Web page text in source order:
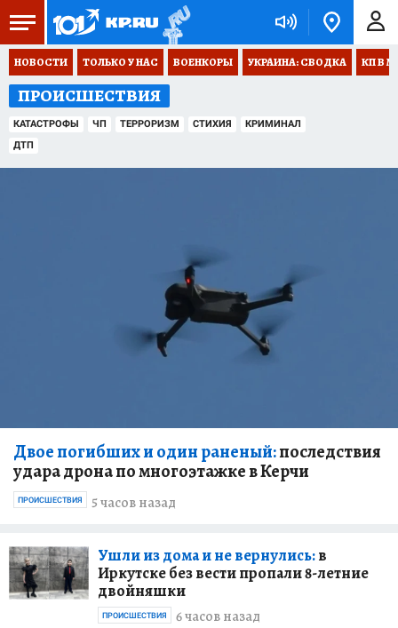
НОВОСТИ ТОЛЬКО У НАС ВОЕНКОРЫ УКРАИНА: СВОДКА КП В
ПРОИСШЕСТВИЯ
КАТАСТРОФЫ ЧП ТЕРРОРИЗМ СТИХИЯ
КРИМИНАЛ
ДТП
Двое погибших и один раненый:последствия
удара дрона по многоэтажке в Керчи
5 часов назад
ПРОИСШЕСТВИЯ
Ушли из дома и не вернулись:в
Иркутске без вести пропали 8-летние
двойняшки
6 часов назад
ПРОИСШЕСТВИЯ